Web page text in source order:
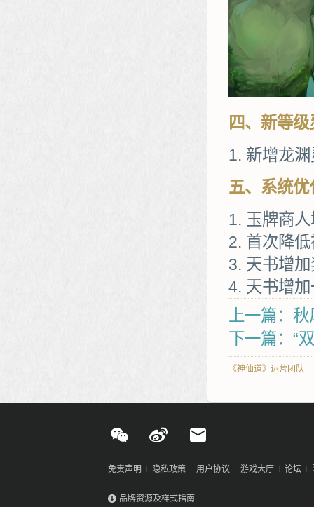
四、新等级
新增龙
五、系统优
玉牌商
首次降
天书增
天书增
上一篇：
下一篇：“
《神仙道》运营团队
免责声明 隐私政策 用户协议 游戏大厅 论坛
品牌资源及样式指南